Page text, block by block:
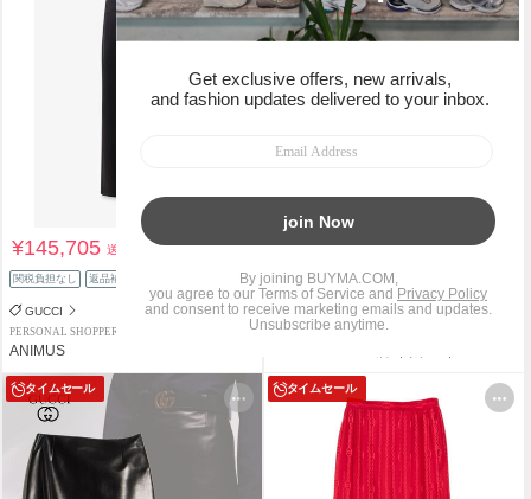
¥145,705送料込
関税負担なし 返品補償
GUCCI
PERSONAL SHOPPER
ANIMUS
¥37,600送料込
関税負担なし 返品補償
中古 GUCCI
SHOP
タイムセール タイムセール